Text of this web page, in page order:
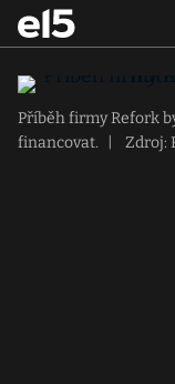
Příběh firmy Refork
financovat.
Zdroj: